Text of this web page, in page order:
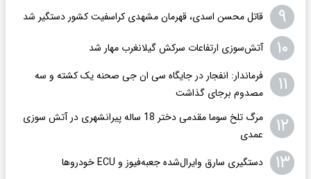
۹ قاتل محسن اسدی، قهرمان مشهدی کراسفیت کشور دستگیر شد
۱۰ آتش‌سوزی ارتفاعات سرکش گیلانغرب مهار شد
۱۱
فرماندار: انفجار در جایگاه سی ان جی صحنه یک کشته و سه
مصدوم برجای گذاشت
۱۲
مرگ تلخ سوما مقدمی دختر 18 ساله پیرانشهری در آتش سوزی
عمدی
۱۳ دستگیری سارق وایرال‌شده جعبه‌فیوز و ECU خودروها